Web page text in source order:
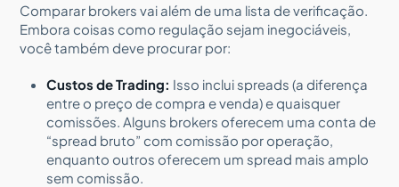
Comparar brokers vai além de uma lista de verificação.
Embora coisas como regulação sejam inegociáveis,
você também deve procurar por:
Custos de Trading: Isso inclui spreads (a diferença
entre o preço de compra e venda) e quaisquer
comissões. Alguns brokers oferecem uma conta de
“spread bruto” com comissão por operação,
enquanto outros oferecem um spread mais amplo
sem comissão.